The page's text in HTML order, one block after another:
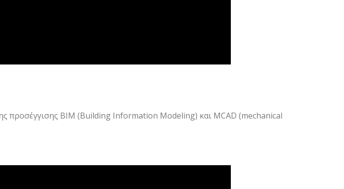
προσέγγισης BIM (Building Information Modeling) και MCAD (mechanical